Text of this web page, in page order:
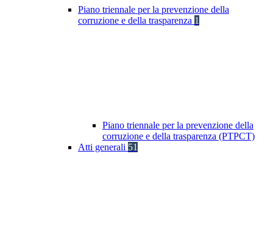
Piano triennale per la prevenzione della
corruzione e della trasparenza 1
Piano triennale per la prevenzione della
corruzione e della trasparenza (PTPCT)
Atti generali 51